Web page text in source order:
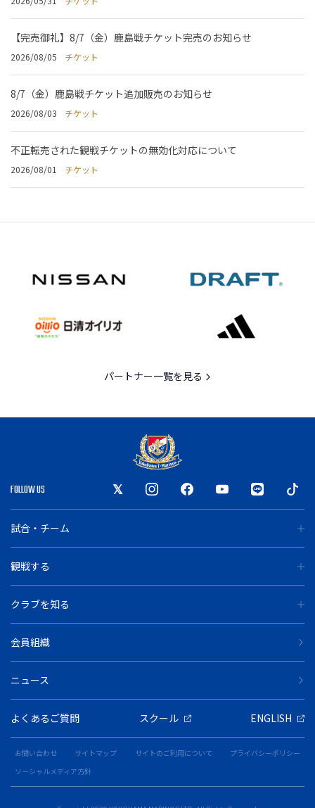
【完売御礼】8/7（金）鹿島戦チケット完売のお知らせ
2026/08/05 チケット
8/7（金）鹿島戦チケット追加販売のお知らせ
2026/08/03 チケット
不正転売された観戦チケットの無効化対応について
2026/08/01 チケット
パートナー一覧を見る
FOLLOW US
試合・チーム
観戦する
クラブを知る
会員組織
ニュース
よくあるご質問 スクール ENGLISH
お問い合わせ サイトマップ サイトのご利用について
プライバシーポリシー
ソーシャルメディア方針